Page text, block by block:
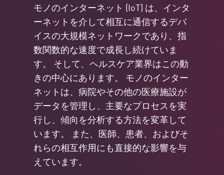
モノのインターネット (IoT) は、インタ
ーネットを介して相互に通信するデバ
イスの大規模ネットワークであり、指
数関数的な速度で成長し続けていま
す。 そして、ヘルスケア業界はこの動
きの中心にあります。 モノのインター
ネットは、病院やその他の医療施設が
データを管理し、主要なプロセスを実
行し、傾向を分析する方法を変革して
います。 また、医師、患者、およびそ
れらの相互作用にも直接的な影響を与
えています。